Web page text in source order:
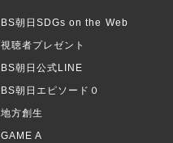
BS朝日SDGs on the Web
視聴者プレゼント
BS朝日公式LINE
BS朝日エピソード０
地方創生
GAME A